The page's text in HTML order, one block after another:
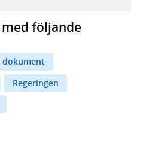
följande
dokument
Regeringen